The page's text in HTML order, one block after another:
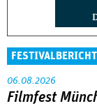
06.08.2026
Filmfest